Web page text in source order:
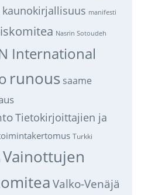
kaunokirjallisuus manifesti
Nasrin Sotoudeh
International
runous saame
Tietokirjoittajien ja
Turkki
Vainottujen
Valko-Venäjä